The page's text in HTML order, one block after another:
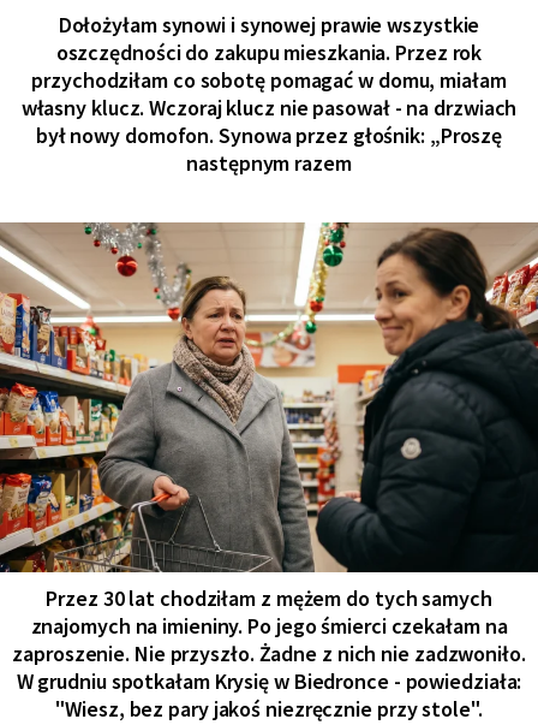
Dołożyłam synowi i synowej prawie wszystkie
oszczędności do zakupu mieszkania. Przez rok
przychodziłam co sobotę pomagać w domu, miałam
własny klucz. Wczoraj klucz nie pasował - na drzwiach
był nowy domofon. Synowa przez głośnik: „Proszę
następnym razem
Przez 30 lat chodziłam z mężem do tych samych
znajomych na imieniny. Po jego śmierci czekałam na
zaproszenie. Nie przyszło. Żadne z nich nie zadzwoniło.
W grudniu spotkałam Krysię w Biedronce - powiedziała:
"Wiesz, bez pary jakoś niezręcznie przy stole".